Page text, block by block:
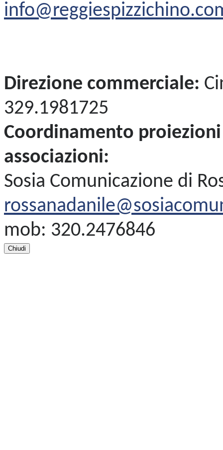
Direzione commerciale:
329.1981725
Coordinamento
associazioni:
Sosia Comunicazione di
mob: 320.2476846
Chiudi